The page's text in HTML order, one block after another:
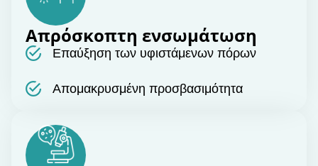
Απρόσκοπτη ενσωμάτωση
Επαύξηση των υφιστάμενων πόρων
Απομακρυσμένη προσβασιμότητα